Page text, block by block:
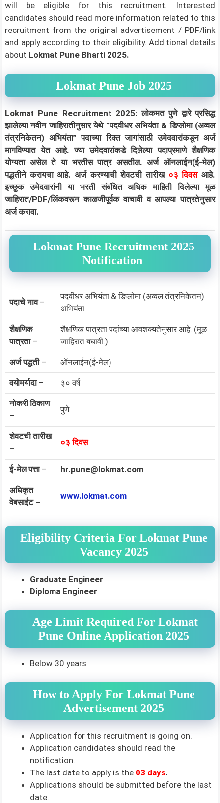
will be eligible for this recruitment. Interested
candidates should read more information related to this
recruitment from the original advertisement / PDF/link
and apply according to their eligibility.Additional details
about Lokmat Pune Bharti 2025.
Lokmat Pune Job 2025
Lokmat Pune Recruitment 2025: लोकमत पुणे द्वारे प्रसिद्ध
झालेल्या नवीन जाहिरातीनुसार येथे ”पदवीधर अभियंता & डिप्लोमा (अव्वल
तंत्रनिकेतन) अभियंता” पदाच्या रिक्त जागांसाठी उमेदवारांकडून अर्ज
मागविण्यात येत आहे. ज्या उमेदवारांकडे दिलेल्या पदाप्रमाणे शैक्षणिक
योग्यता असेल ते या भरतीस पात्र असतील. अर्ज ऑनलाईन(ई-मेल)
पद्धतीने करायचा आहे. अर्ज करण्याची शेवटची तारीख ०३ दिवसआहे.
इच्छुक उमेदवारांनी या भरती संबंधित अधिक माहिती दिलेल्या मूळ
जाहिरात/PDF/लिंकवरून काळजीपूर्वक वाचावी व आपल्या पात्रतेनुसार
अर्ज करावा.
Lokmat Pune Recruitment 2025
Notification
पदाचे नाव–
पदवीधर अभियंता & डिप्लोमा (अव्वल तंत्रनिकेतन)
अभियंता
शैक्षणिक
पात्रता–
शैक्षणिक पात्रता पदांच्या आवशक्यतेनुसार आहे. (मूळ
जाहिरात बघावी.)
अर्ज पद्धती– ऑनलाईन(ई-मेल)
वयोमर्यादा– ३० वर्ष
नोकरी ठिकाण
–
पुणे
शेवटची तारीख
–
०३ दिवस
ई-मेल पत्ता– hr.pune@lokmat.com
अधिकृत
वेबसाईट –
www.lokmat.com
Eligibility Criteria For Lokmat Pune
Vacancy 2025
Graduate Engineer
Diploma Engineer
Age Limit Required For Lokmat
Pune Online Application 2025
Below 30 years
How to Apply For Lokmat Pune
Advertisement 2025
Application for this recruitment is going on.
Application candidates should read the
notification.
The last date to apply is the 03 days.
Applications should be submitted before the last
date.